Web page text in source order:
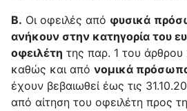
Β. Οι οφειλές από φυσικά
ανήκουν στην κατηγορία του
οφειλέτη της παρ. 1 του
καθώς και από νομικά
έχουν βεβαιωθεί έως τις
από αίτηση του οφειλέτη προς